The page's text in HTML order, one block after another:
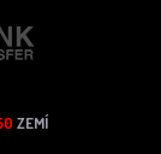
ZEMÍ